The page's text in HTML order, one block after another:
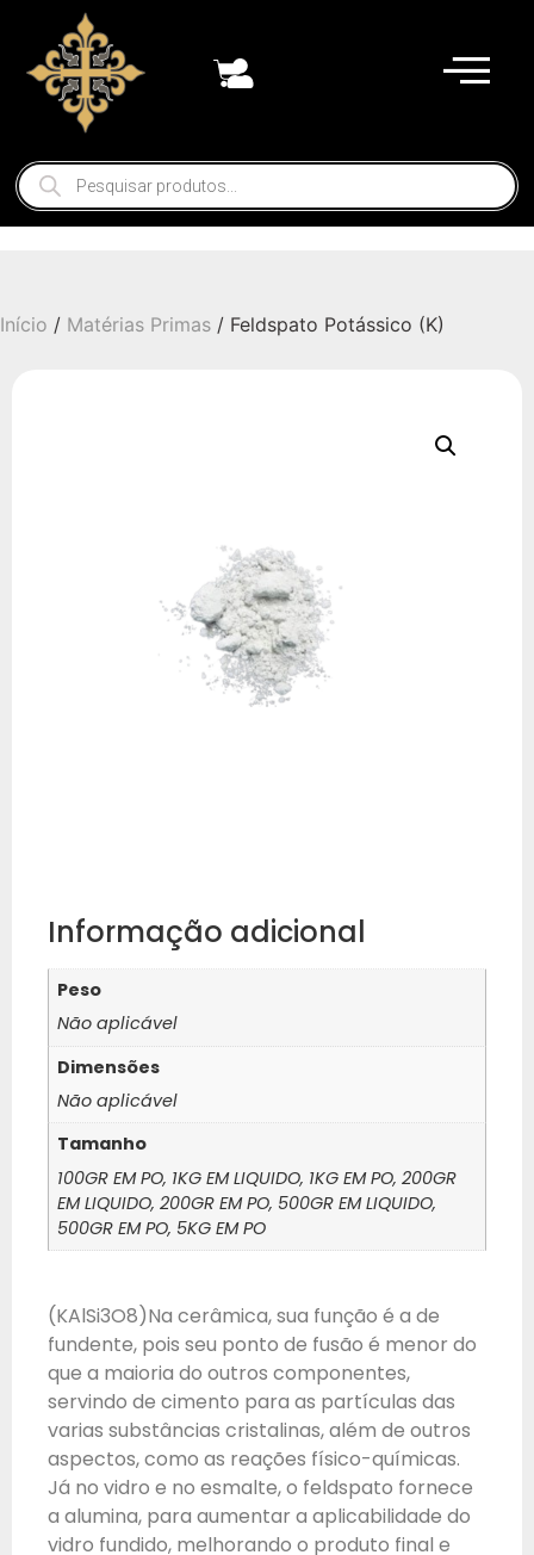
Início / Matérias Primas / Feldspato Potássico (K)
Informação adicional
Peso
Não aplicável
Dimensões
Não aplicável
Tamanho
100GR EM PO, 1KG EM LIQUIDO, 1KG EM PO, 200GR
EM LIQUIDO, 200GR EM PO, 500GR EM LIQUIDO,
500GR EM PO, 5KG EM PO
(KAlSi3O8)Na cerâmica, sua função é a de
fundente, pois seu ponto de fusão é menor do
que a maioria do outros componentes,
servindo de cimento para as partículas das
varias substâncias cristalinas, além de outros
aspectos, como as reações físico-químicas.
Já no vidro e no esmalte, o feldspato fornece
a alumina, para aumentar a aplicabilidade do
vidro fundido, melhorando o produto final e